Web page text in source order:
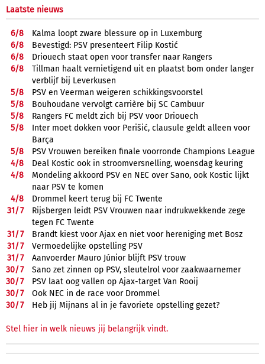
Laatste nieuws
6/8
Kalma loopt zware blessure op in Luxemburg
6/8
Bevestigd: PSV presenteert Filip Kostić
6/8
Driouech staat open voor transfer naar Rangers
6/8
Tillman haalt vernietigend uit en plaatst bom onder langer
verblijf bij Leverkusen
5/8
PSV en Veerman weigeren schikkingsvoorstel
5/8
Bouhoudane vervolgt carrière bij SC Cambuur
5/8
Rangers FC meldt zich bij PSV voor Driouech
5/8
Inter moet dokken voor Perišić, clausule geldt alleen voor
Barça
5/8
PSV Vrouwen bereiken finale voorronde Champions League
4/8
Deal Kostic ook in stroomversnelling, woensdag keuring
4/8
Mondeling akkoord PSV en NEC over Sano, ook Kostic lijkt
naar PSV te komen
4/8
Drommel keert terug bij FC Twente
31/7
Rijsbergen leidt PSV Vrouwen naar indrukwekkende zege
tegen FC Twente
31/7
Brandt kiest voor Ajax en niet voor hereniging met Bosz
31/7
Vermoedelijke opstelling PSV
31/7
Aanvoerder Mauro Júnior blijft PSV trouw
30/7
Sano zet zinnen op PSV, sleutelrol voor zaakwaarnemer
30/7
PSV laat oog vallen op Ajax-target Van Rooij
30/7
Ook NEC in de race voor Drommel
30/7 Heb jij Mijnans al in je favoriete opstelling gezet?
Stel hier in welk nieuws jij belangrijk vindt.